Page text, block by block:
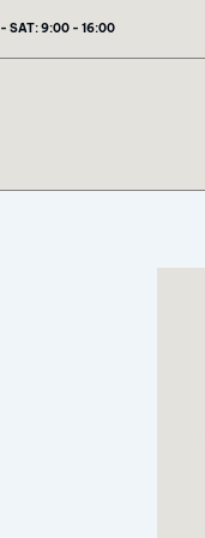
- SAT: 9:00 - 16:00